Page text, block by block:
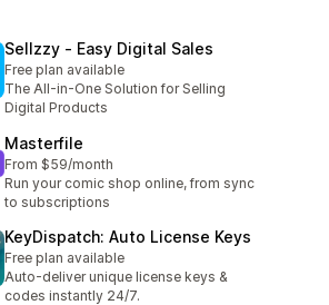
Sellzzy ‑ Easy Digital Sales
Free plan available
The All-in-One Solution for Selling
Digital Products
Masterfile
From $59/month
Run your comic shop online, from sync
to subscriptions
KeyDispatch: Auto License Keys
Free plan available
Auto-deliver unique license keys &
codes instantly 24/7.